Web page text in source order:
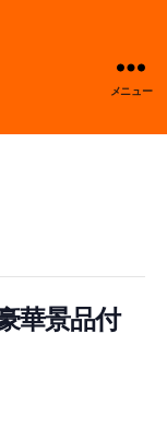
メニュー
華景品付